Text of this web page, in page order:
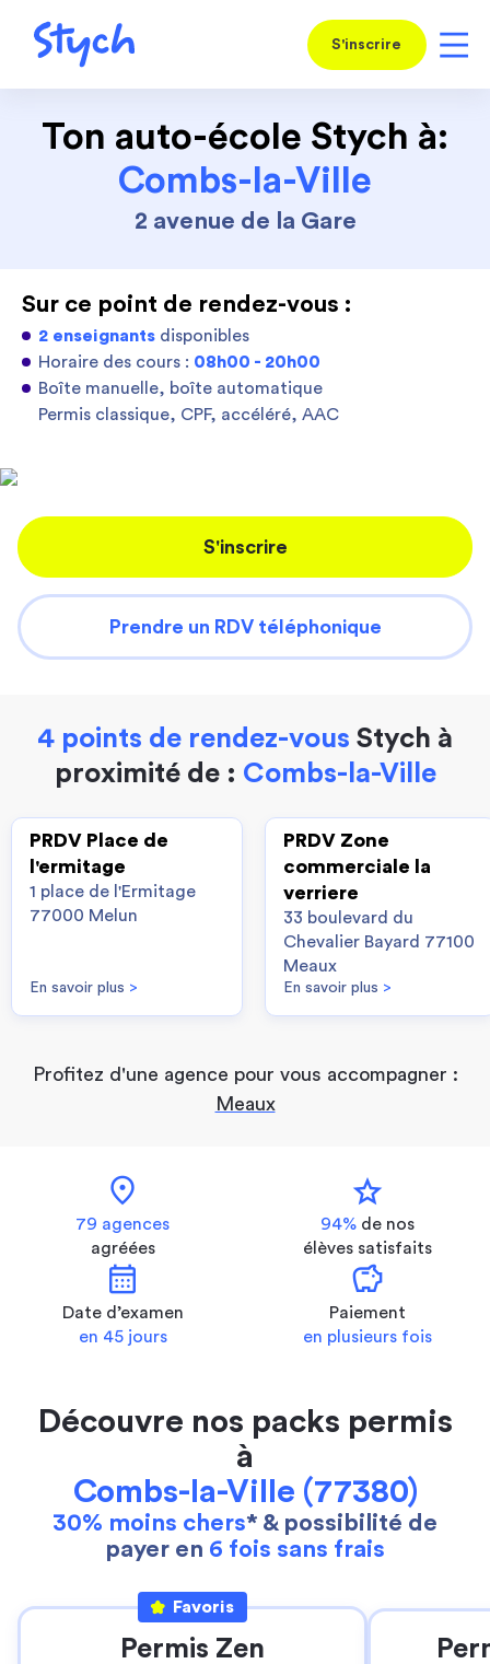
S'inscrire
Ton auto-école Stych à:
Combs-la-Ville
2 avenue de la Gare
Sur ce point de rendez-vous :
2 enseignants disponibles
Horaire des cours : 08h00 - 20h00
Boîte manuelle, boîte automatique
Permis classique, CPF, accéléré, AAC
S'inscrire
Prendre un RDV téléphonique
4 points de rendez-vous Stych à
proximité de : Combs-la-Ville
PRDV Place de
l'ermitage
1 place de l'Ermitage
77000 Melun
En savoir plus >
PRDV Zone
commerciale la
verriere
33 boulevard du
Chevalier Bayard 77100
Meaux
En savoir plus >
Profitez d'une agence pour vous accompagner :
Meaux
location_on
79 agences
agréées
star
94% de nos
élèves satisfaits
calendar_month
Date d’examen
en 45 jours
savings
Paiement
en plusieurs fois
Découvre nos packs permis
à
Combs-la-Ville (77380)
30% moins chers* & possibilité de
payer en 6 fois sans frais
Favoris
Permis Zen